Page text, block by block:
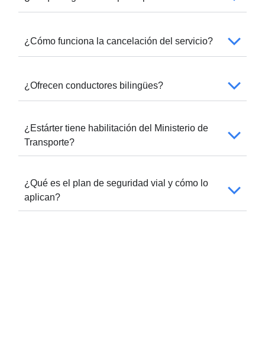
¿Cómo funciona la cancelación del servicio?
¿Ofrecen conductores bilingües?
¿Estárter tiene habilitación del Ministerio de
Transporte?
¿Qué es el plan de seguridad vial y cómo lo
aplican?